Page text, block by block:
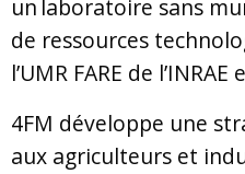
un laboratoire sans
de ressources
l’UMR FARE de l’INRAE
4FM développe une
aux agriculteurs et